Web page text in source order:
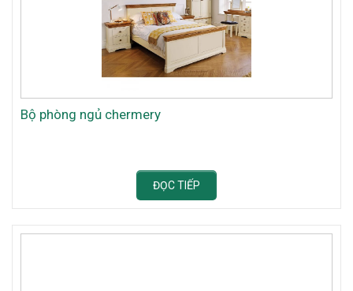
Bộ phòng ngủ chermery
ĐỌC TIẾP